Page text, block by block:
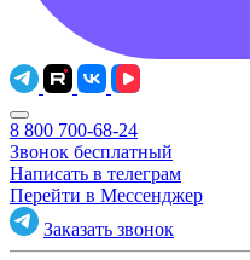
8 800 700-68-24
Звонок бесплатный
Написать в телеграм
Перейти в Мессенджер
Заказать звонок